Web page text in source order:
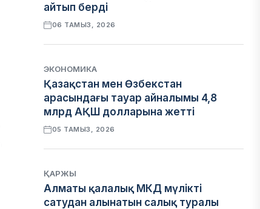
айтып берді
06 ТАМЫЗ, 2026
ЭКОНОМИКА
Қазақстан мен Өзбекстан
арасындағы тауар айналымы 4,8
млрд АҚШ долларына жетті
05 ТАМЫЗ, 2026
ҚАРЖЫ
Алматы қалалық МКД мүлікті
сатудан алынатын салық туралы